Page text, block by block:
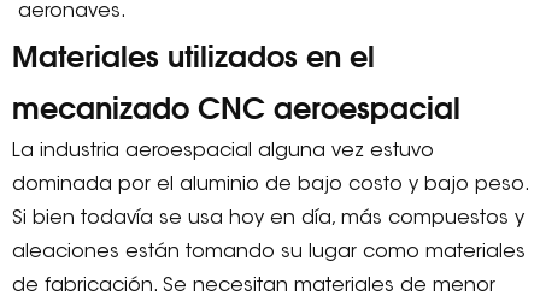
aeronaves.
Materiales utilizados en el
mecanizado CNC aeroespacial
La industria aeroespacial alguna vez estuvo
dominada por el aluminio de bajo costo y bajo peso.
Si bien todavía se usa hoy en día, más compuestos y
aleaciones están tomando su lugar como materiales
de fabricación. Se necesitan materiales de menor